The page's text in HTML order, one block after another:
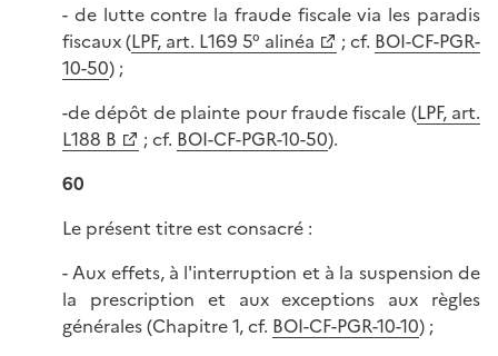
- de lutte contre la fraude fiscale via les paradis
fiscaux (LPF, art. L169 5° alinéa ; cf. BOI-CF-PGR-
10-50) ;
-de dépôt de plainte pour fraude fiscale (LPF, art.
L188 B
; cf. BOI-CF-PGR-10-50).
60
Le présent titre est consacré :
- Aux effets, à l'interruption et à la suspension de
la prescription et aux exceptions aux règles
générales (Chapitre 1, cf. BOI-CF-PGR-10-10) ;